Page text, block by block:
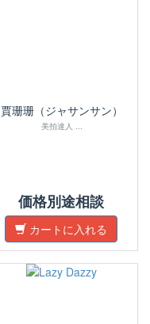
賈珊珊（ジャサンサン）
美拍達人 ...
価格別途相談
カートに入れる